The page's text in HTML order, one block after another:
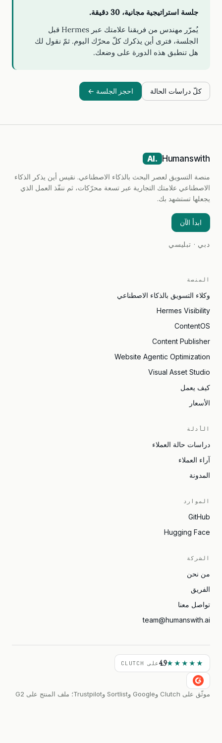
جلسة استراتيجية مجانية، 30 دقيقة.
يُمرّر مهندس من فريقنا علامتك عبر Hermes قبل
الجلسة، فترى أين يذكرك كلّ محرّك اليوم. ثمّ نقول لك
هل تنطبق هذه الدورة على وضعك.
احجز الجلسة ← كلّ دراسات الحالة
Humanswith
.AI
منصة التسويق لعصر البحث بالذكاء الاصطناعي. نقيس أين يذكر الذكاء
الاصطناعي علامتك التجارية عبر تسعة محرّكات، ثم ننفّذ العمل الذي
يجعلها تستشهد بك.
ابدأ الآن
دبي · تبليسي
المنصة
وكلاء التسويق بالذكاء الاصطناعي
Hermes Visibility
ContentOS
Content Publisher
Website Agentic Optimization
Visual Asset Studio
كيف يعمل
الأسعار
الأدلة
دراسات حالة العملاء
آراء العملاء
المدونة
الموارد
GitHub
Hugging Face
الشركة
من نحن
الفريق
تواصل معنا
team@humanswith.ai
★★★★★
4.9على CLUTCH
موثّق على Clutch وGoogle وSortlist وTrustpilot؛ ملف المنتج على G2